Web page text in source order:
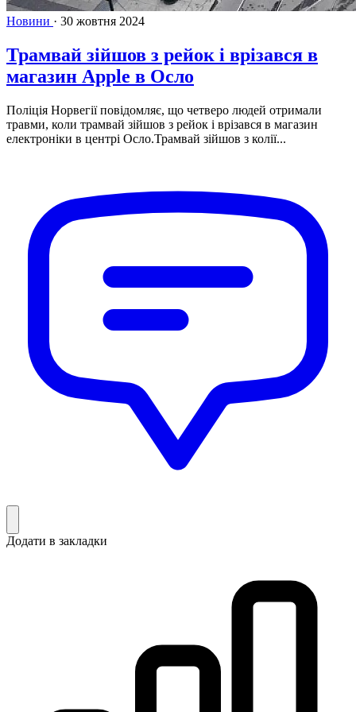
Новини · 30 жовтня 2024
Трамвай зійшов з рейок і врізався в
магазин Apple в Осло
Поліція Норвегії повідомляє, що четверо людей отримали
травми, коли трамвай зійшов з рейок і врізався в магазин
електроніки в центрі Осло.Трамвай зійшов з колії...
Додати в закладки